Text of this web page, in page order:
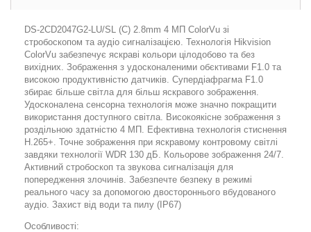
DS-2CD2047G2-LU/SL (C) 2.8mm 4 МП ColorVu зі
стробоскопом та аудіо сигналізацією. Технологія Hikvision
ColorVu забезпечує яскраві кольори цілодобово та без
вихідних. Зображення з удосконаленими обєктивами F1.0 та
високою продуктивністю датчиків. Супердіафрагма F1.0
збирає більше світла для більш яскравого зображення.
Удосконалена сенсорна технологія може значно покращити
використання доступного світла. Високоякісне зображення з
роздільною здатністю 4 МП. Ефективна технологія стиснення
H.265+. Точне зображення при яскравому контровому світлі
завдяки технології WDR 130 дБ. Кольорове зображення 24/7.
Активний стробоскоп та звукова сигналізація для
попередження злочинів. Забезпечте безпеку в режимі
реального часу за допомогою двостороннього вбудованого
аудіо. Захист від води та пилу (IP67)
Особливості: